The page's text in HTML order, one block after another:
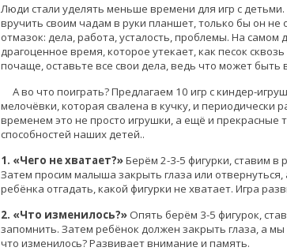
Люди стали уделять меньше времени для игр с
вручить своим чадам в руки планшет, только бы он не
отмазок: дела, работа, усталость, проблемы. На самом
драгоценное время, которое утекает, как песок
почаще, оставьте все свои дела, ведь что может
А во что поиграть? Предлагаем 10 игр с киндер-
мелочёвки, которая свалена в кучку, и периодически
временем это не просто игрушки, а ещё и
способностей наших детей..
1. «Чего не хватает?»Берём 2-3-5 фигурки, ставим в
Затем просим малыша закрыть глаза или
ребёнка отгадать, какой фигурки не хватает. Игра
2. «Что изменилось?» Опять берём 3-5 фигурок,
запомнить. Затем ребёнок должен закрыть глаза, а
что изменилось? Развивает внимание и память.